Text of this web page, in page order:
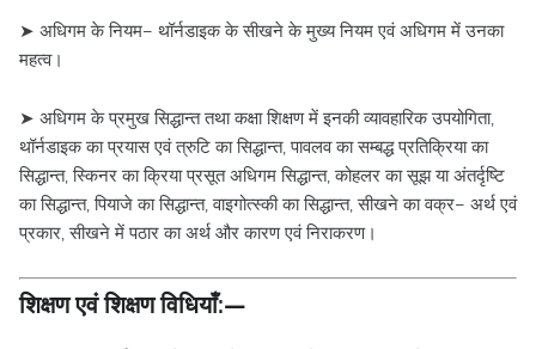
➤ अधिगम के नियम– थॉर्नडाइक के सीखने के मुख्य नियम एवं अधिगम में उनका
महत्व।
➤ अधिगम के प्रमुख सिद्धान्त तथा कक्षा शिक्षण में इनकी व्यावहारिक उपयोगिता,
थॉर्नडाइक का प्रयास एवं त्रुटि का सिद्धान्त, पावलव का सम्बद्ध प्रतिक्रिया का
सिद्धान्त, स्किनर का क्रिया प्रसूत अधिगम सिद्धान्त, कोहलर का सूझ या अंतर्दृष्टि
का सिद्धान्त, पियाजे का सिद्धान्त, वाइगोत्स्की का सिद्धान्त, सीखने का वक्र– अर्थ एवं
प्रकार, सीखने में पठार का अर्थ और कारण एवं निराकरण।
शिक्षण एवं शिक्षण विधियाँ:—